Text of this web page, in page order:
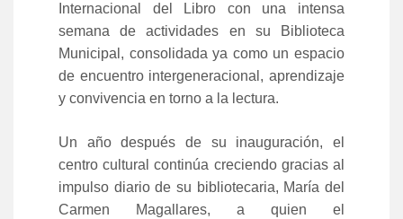
Internacional del Libro con una intensa
semana de actividades en su Biblioteca
Municipal, consolidada ya como un espacio
de encuentro intergeneracional, aprendizaje
y convivencia en torno a la lectura.
Un año después de su inauguración, el
centro cultural continúa creciendo gracias al
impulso diario de su bibliotecaria, María del
Carmen Magallares, a quien el